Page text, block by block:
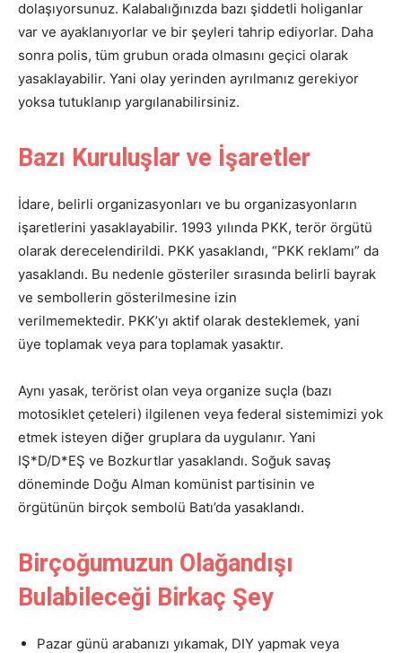
dolaşıyorsunuz. Kalabalığınızda bazı şiddetli holiganlar
var ve ayaklanıyorlar ve bir şeyleri tahrip ediyorlar. Daha
sonra polis, tüm grubun orada olmasını geçici olarak
yasaklayabilir. Yani olay yerinden ayrılmanız gerekiyor
yoksa tutuklanıp yargılanabilirsiniz.
Bazı Kuruluşlar ve İşaretler
İdare, belirli organizasyonları ve bu organizasyonların
işaretlerini yasaklayabilir. 1993 yılında PKK, terör örgütü
olarak derecelendirildi. PKK yasaklandı, “PKK reklamı” da
yasaklandı. Bu nedenle gösteriler sırasında belirli bayrak
ve sembollerin gösterilmesine izin
verilmemektedir. PKK’yı aktif olarak desteklemek, yani
üye toplamak veya para toplamak yasaktır.
Aynı yasak, terörist olan veya organize suçla (bazı
motosiklet çeteleri) ilgilenen veya federal sistemimizi yok
etmek isteyen diğer gruplara da uygulanır. Yani
IŞ*D/D*EŞ ve Bozkurtlar yasaklandı. Soğuk savaş
döneminde Doğu Alman komünist partisinin ve
örgütünün birçok sembolü Batı’da yasaklandı.
Birçoğumuzun Olağandışı
Bulabileceği Birkaç Şey
Pazar günü arabanızı yıkamak, DIY yapmak veya